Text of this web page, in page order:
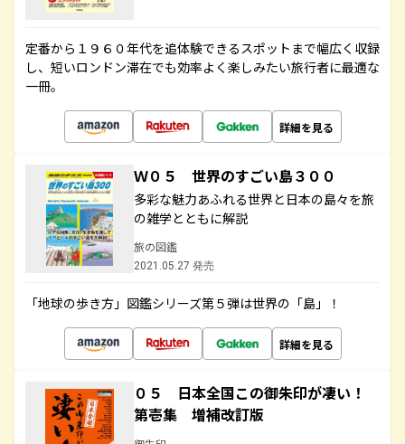
定番から１９６０年代を追体験できるスポットまで幅広く収録
し、短いロンドン滞在でも効率よく楽しみたい旅行者に最適な
一冊。
詳細を見る
Ｗ０５ 世界のすごい島３００
多彩な魅力あふれる世界と日本の島々を旅
の雑学とともに解説
旅の図鑑
2021.05.27 発売
「地球の歩き方」図鑑シリーズ第５弾は世界の「島」！
詳細を見る
０５ 日本全国この御朱印が凄い！
第壱集 増補改訂版